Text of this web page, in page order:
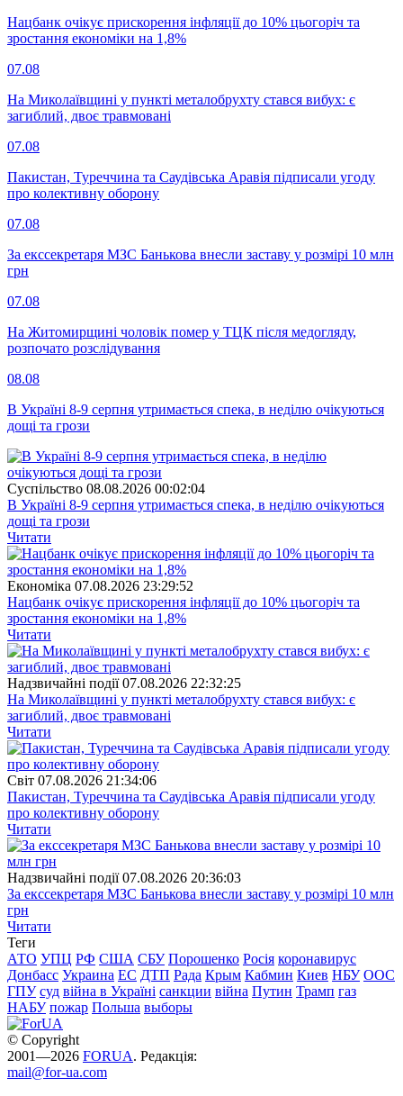
Нацбанк очікує прискорення інфляції до 10% цьогоріч та
зростання економіки на 1,8%
07.08
На Миколаївщині у пункті металобрухту стався вибух: є
загиблий, двоє травмовані
07.08
Пакистан, Туреччина та Саудівська Аравія підписали угоду
про колективну оборону
07.08
За екссекретаря МЗС Банькова внесли заставу у розмірі 10 млн
грн
07.08
На Житомирщині чоловік помер у ТЦК після медогляду,
розпочато розслідування
08.08
В Україні 8-9 серпня утримається спека, в неділю очікуються
дощі та грози
Суспiльство 08.08.2026 00:02:04
В Україні 8-9 серпня утримається спека, в неділю очікуються
дощі та грози
Читати
Економіка 07.08.2026 23:29:52
Нацбанк очікує прискорення інфляції до 10% цьогоріч та
зростання економіки на 1,8%
Читати
Надзвичайні події 07.08.2026 22:32:25
На Миколаївщині у пункті металобрухту стався вибух: є
загиблий, двоє травмовані
Читати
Свiт 07.08.2026 21:34:06
Пакистан, Туреччина та Саудівська Аравія підписали угоду
про колективну оборону
Читати
Надзвичайні події 07.08.2026 20:36:03
За екссекретаря МЗС Банькова внесли заставу у розмірі 10 млн
грн
Читати
Теги
АТО УПЦ РФ США СБУ Порошенко Росія коронавирус
Донбасс Украина ЕС ДТП Рада Крым Кабмин Киев НБУ ООС
ГПУ суд війна в Україні санкции війна Путин Трамп газ
НАБУ пожар Польша выборы
© Copyright
2001—2026 FORUA. Редакція:
mail@for-ua.com